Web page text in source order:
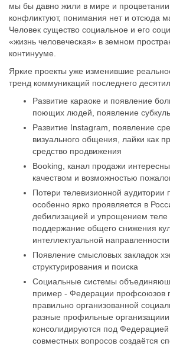
мы бы давно жили в мире и
конфликтуют, понимания нет и отсюда
Человек существо социальное и его
«жизнь человеческая» в земном
континууме.
Яркие проекты уже изменившие
тренд коммуникаций последнего
Развитие караоке и появление
поющих людей, появление
Развитие Instagram, появление
визуального общения, лайки как
средство продвижения
Booking, канал продажи
качеством и возможностью
Потери телевизионной аудитории
особенно ярко проявляется в
дебилизацией и упрощением теле
поддержание общего снижения
интеллектуальной направленности
Появление смысловых закладок
структурирования и поиска
Социальные системы
пример - Федерации профсоюзов
правильно организованной
разные профильные
консолидируются под
совместных вопросов создаётся